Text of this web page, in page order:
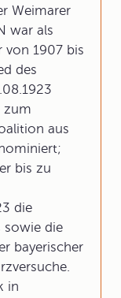
Weimarer
war als
von 1907 bis
des
zum
aus
bis zu
die
sowie die
bayerischer
in